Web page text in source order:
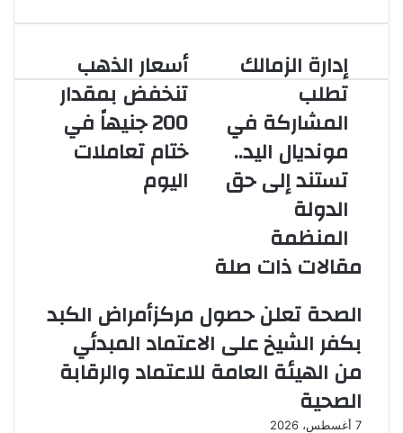
أ
س
ع
ا
ا
ل
ض
ب
ق
أسعار الذهب
تنخفض بمقدار
200 جنيهاً في
ختام تعاملات
اليوم
إ
د
ا
ر
ا
ل
ا
ل
ك
ل
ب
ل
م
ش
إدارة الزمالك
تطلب
المشاركة في
مونديال اليد..
تستند إلى حق
الدولة
المنظمة
مقالات ذات صلة
الصحة تعلن حصول مركزأمراض الكبد
بكفر الشيخ على الاعتماد المبدئي
من الهيئة العامة للاعتماد والرقابة
الصحية
7 أغسطس، 2026